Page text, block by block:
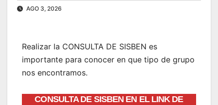
AGO 3, 2026
Realizar la CONSULTA DE SISBEN es
importante para conocer en que tipo de grupo
nos encontramos.
CONSULTA DE SISBEN EN EL LINK DE